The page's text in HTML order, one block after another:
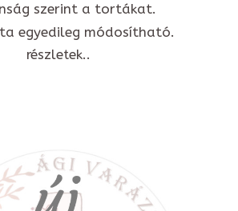
szerint a tortákat.
egyedileg módosítható.
részletek..